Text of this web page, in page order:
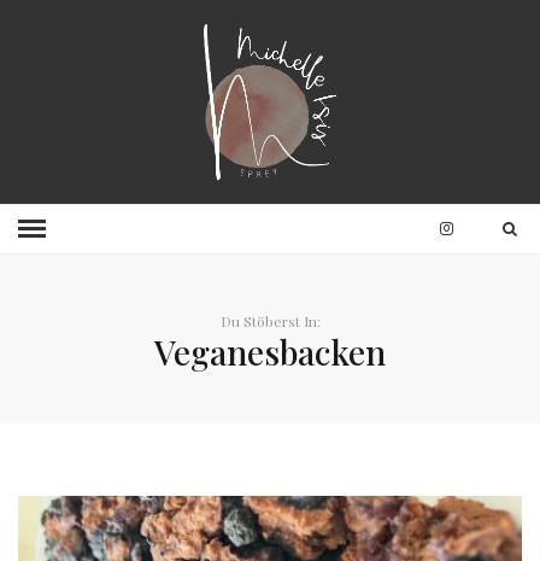
Du Stöberst In:
Veganesbacken